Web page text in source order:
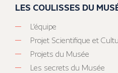
LES COULISSES DU
L’équipe
Projet Scientifique et
Projets du Musée
Les secrets du Musée